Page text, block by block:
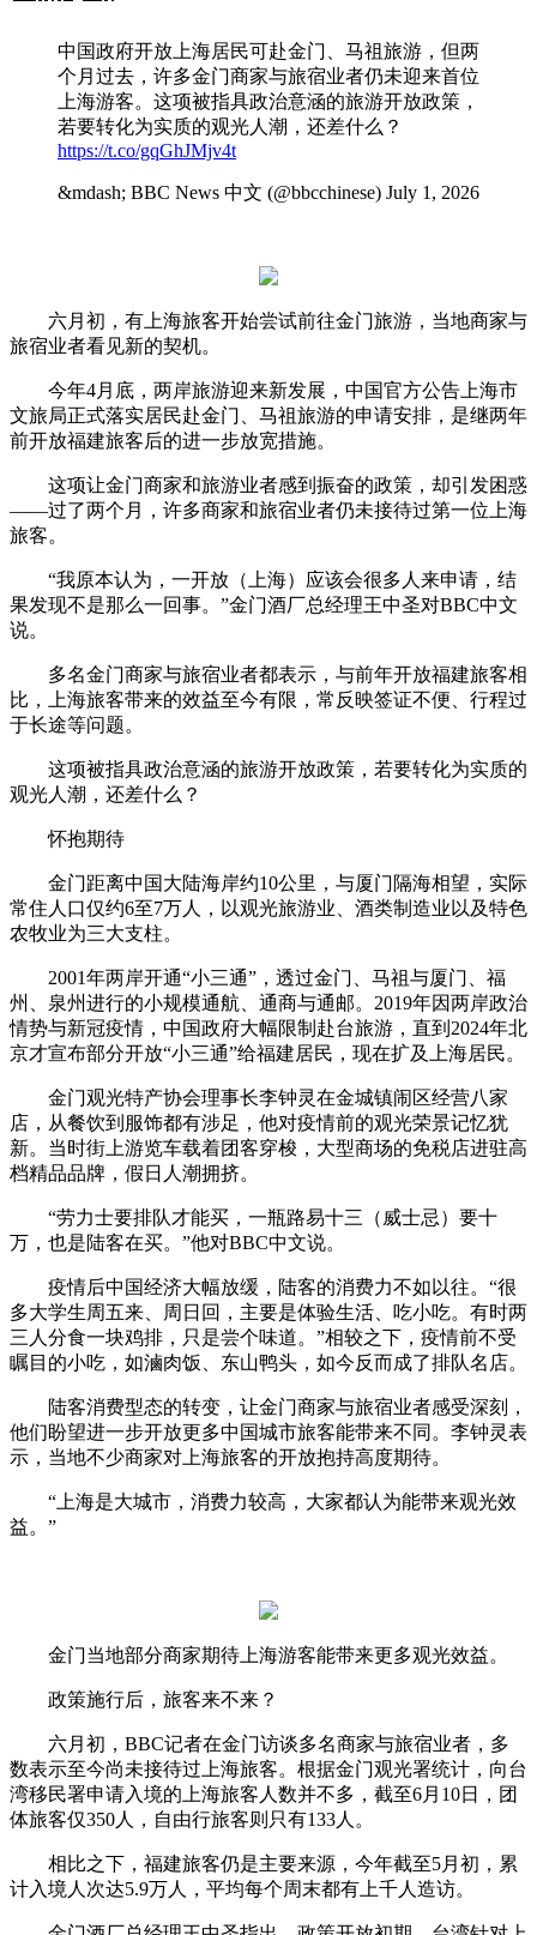
中国政府开放上海居民可赴金门、马祖旅游，但两
个月过去，许多金门商家与旅宿业者仍未迎来首位
上海游客。这项被指具政治意涵的旅游开放政策，
若要转化为实质的观光人潮，还差什么？
https://t.co/gqGhJMjv4t
&mdash; BBC News 中文 (@bbcchinese) July 1, 2026
六月初，有上海旅客开始尝试前往金门旅游，当地商家与
旅宿业者看见新的契机。
今年4月底，两岸旅游迎来新发展，中国官方公告上海市
文旅局正式落实居民赴金门、马祖旅游的申请安排，是继两年
前开放福建旅客后的进一步放宽措施。
这项让金门商家和旅游业者感到振奋的政策，却引发困惑
——过了两个月，许多商家和旅宿业者仍未接待过第一位上海
旅客。
“我原本认为，一开放（上海）应该会很多人来申请，结
果发现不是那么一回事。”金门酒厂总经理王中圣对BBC中文
说。
多名金门商家与旅宿业者都表示，与前年开放福建旅客相
比，上海旅客带来的效益至今有限，常反映签证不便、行程过
于长途等问题。
这项被指具政治意涵的旅游开放政策，若要转化为实质的
观光人潮，还差什么？
怀抱期待
金门距离中国大陆海岸约10公里，与厦门隔海相望，实际
常住人口仅约6至7万人，以观光旅游业、酒类制造业以及特色
农牧业为三大支柱。
2001年两岸开通“小三通”，透过金门、马祖与厦门、福
州、泉州进行的小规模通航、通商与通邮。2019年因两岸政治
情势与新冠疫情，中国政府大幅限制赴台旅游，直到2024年北
京才宣布部分开放“小三通”给福建居民，现在扩及上海居民。
金门观光特产协会理事长李钟灵在金城镇闹区经营八家
店，从餐饮到服饰都有涉足，他对疫情前的观光荣景记忆犹
新。当时街上游览车载着团客穿梭，大型商场的免税店进驻高
档精品品牌，假日人潮拥挤。
“劳力士要排队才能买，一瓶路易十三（威士忌）要十
万，也是陆客在买。”他对BBC中文说。
疫情后中国经济大幅放缓，陆客的消费力不如以往。“很
多大学生周五来、周日回，主要是体验生活、吃小吃。有时两
三人分食一块鸡排，只是尝个味道。”相较之下，疫情前不受
瞩目的小吃，如滷肉饭、东山鸭头，如今反而成了排队名店。
陆客消费型态的转变，让金门商家与旅宿业者感受深刻，
他们盼望进一步开放更多中国城市旅客能带来不同。李钟灵表
示，当地不少商家对上海旅客的开放抱持高度期待。
“上海是大城市，消费力较高，大家都认为能带来观光效
益。”
金门当地部分商家期待上海游客能带来更多观光效益。
政策施行后，旅客来不来？
六月初，BBC记者在金门访谈多名商家与旅宿业者，多
数表示至今尚未接待过上海旅客。根据金门观光署统计，向台
湾移民署申请入境的上海旅客人数并不多，截至6月10日，团
体旅客仅350人，自由行旅客则只有133人。
相比之下，福建旅客仍是主要来源，今年截至5月初，累
计入境人次达5.9万人，平均每个周末都有上千人造访。